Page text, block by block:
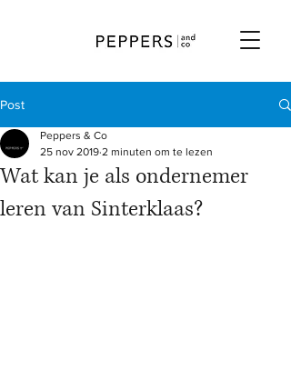
Post
Wat kan je als ondernemer
leren van Sinterklaas?
Peppers & Co
25 nov 2019 2 minuten om te lezen